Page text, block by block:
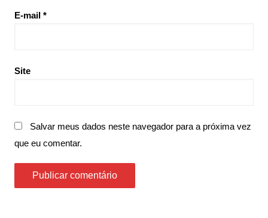
E-mail *
Site
Salvar meus dados neste navegador para a próxima vez
que eu comentar.